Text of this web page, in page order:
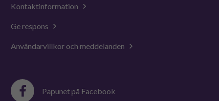
Kontaktinformation
Ge respons
Användarvillkor och meddelanden
Papunet på Facebook